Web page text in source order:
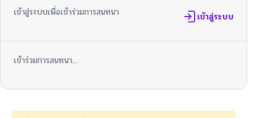
เข้าสู่ระบบเพื่อเข้าร่วมการสนทนา เข้าสู่ระบบ
เข้าร่วมการสนทนา...